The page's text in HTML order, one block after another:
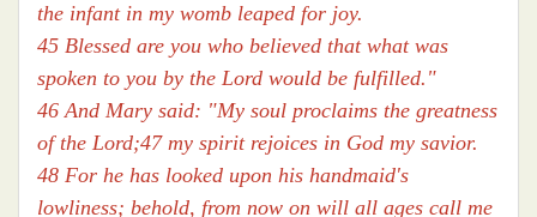
the infant in my womb leaped for joy.
45 Blessed are you who believed that what was
spoken to you by the Lord would be fulfilled."
46 And Mary said: "My soul proclaims the greatness
of the Lord;47 my spirit rejoices in God my savior.
48 For he has looked upon his handmaid's
lowliness; behold, from now on will all ages call me